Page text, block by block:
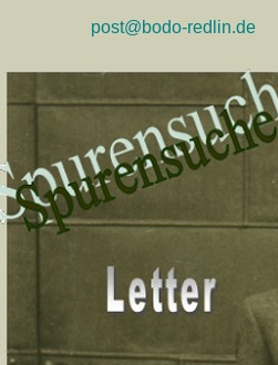
post@bodo-redlin.de